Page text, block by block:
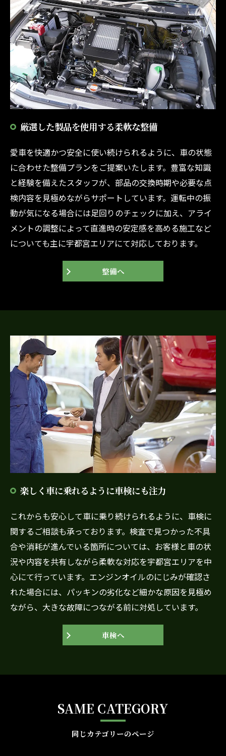
厳選した製品を使用する柔軟な整備
愛車を快適かつ安全に使い続けられるように、車の状態
に合わせた整備プランをご提案いたします。豊富な知識
と経験を備えたスタッフが、部品の交換時期や必要な点
検内容を見極めながらサポートしています。運転中の振
動が気になる場合には足回りのチェックに加え、アライ
メントの調整によって直進時の安定感を高める施工など
についても主に宇都宮エリアにて対応しております。
整備へ
楽しく車に乗れるように車検にも注力
これからも安心して車に乗り続けられるように、車検に
関するご相談も承っております。検査で見つかった不具
合や消耗が進んでいる箇所については、お客様と車の状
況や内容を共有しながら柔軟な対応を宇都宮エリアを中
心にて行っています。エンジンオイルのにじみが確認さ
れた場合には、パッキンの劣化など細かな原因を見極め
ながら、大きな故障につながる前に対処しています。
車検へ
同じカテゴリーのページ
SAME CATEGORY
お気軽にお問い合わせください